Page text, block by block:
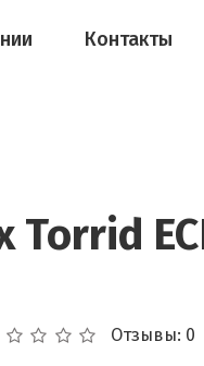
Контакты
Отзывы: 0